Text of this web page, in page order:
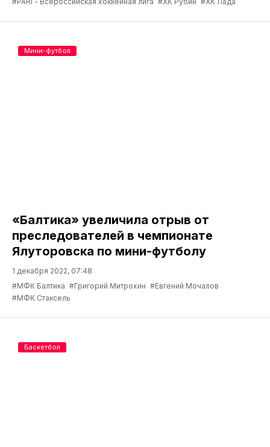
«Балтика» увеличила отрыв от
преследователей в чемпионате
Ялуторовска по мини-футболу
1 декабря 2022, 07:48
#МФК Балтика #Григорий Митрохин #Евгений Мочалов
#МФК Стаксель
Мини-футбол
Баскетбол